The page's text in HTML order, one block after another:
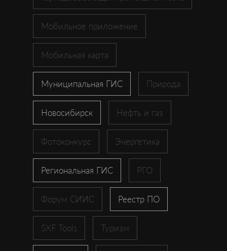
Мобильное приложение
Мобильная карта
Муниципальная ГИС Природа
Новосибирск Нефть и газ
Фотоконкурс Энергетика
Региональная ГИС РГО
Форум СИИС Реестр ПО
SXF Tools Туризм